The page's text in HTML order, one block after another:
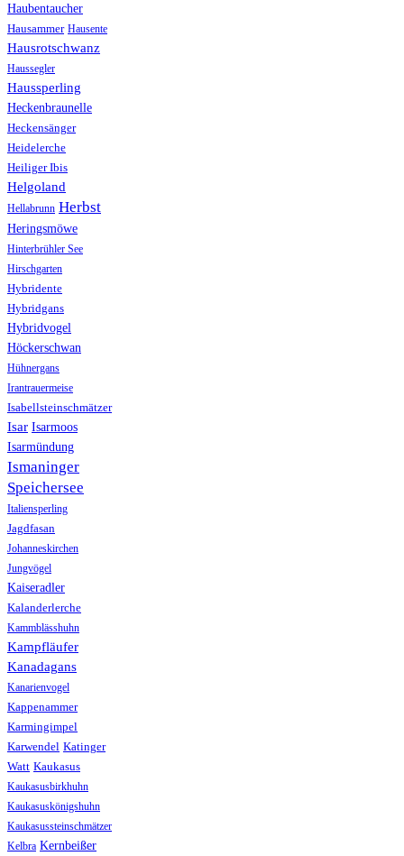
Haubentaucher
Hausammer Hausente
Hausrotschwanz
Haussegler
Haussperling
Heckenbraunelle
Heckensänger
Heidelerche
Heiliger Ibis
Helgoland
Hellabrunn Herbst
Heringsmöwe
Hinterbrühler See
Hirschgarten
Hybridente
Hybridgans
Hybridvogel
Höckerschwan
Hühnergans
Irantrauermeise
Isabellsteinschmätzer
Isar Isarmoos
Isarmündung
Ismaninger
Speichersee
Italiensperling
Jagdfasan
Johanneskirchen
Jungvögel
Kaiseradler
Kalanderlerche
Kammblässhuhn
Kampfläufer
Kanadagans
Kanarienvogel
Kappenammer
Karmingimpel
Karwendel Katinger
Watt Kaukasus
Kaukasusbirkhuhn
Kaukasuskönigshuhn
Kaukasussteinschmätzer
Kelbra Kernbeißer